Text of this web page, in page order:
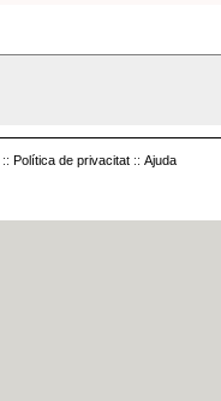
:: Política de privacitat :: Ajuda